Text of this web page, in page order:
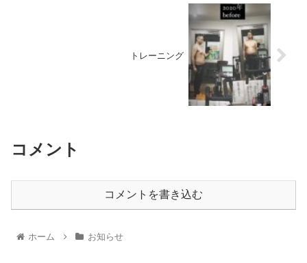
トレーニング
コメント
コメントを書き込む
ホーム お知らせ